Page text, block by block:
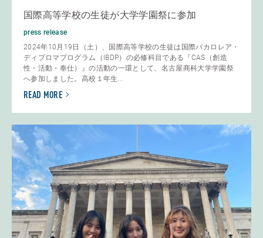
国際高等学校の生徒が大学学園祭に参加
press release
2024年10月19日（土）、国際高等学校の生徒は国際バカロレア・
ディプロマプログラム（IBDP）の必修科目である『CAS（創造
性・活動・奉仕）』の活動の一環として、名古屋商科大学学園祭
へ参加しました。高校１年生...
READ MORE